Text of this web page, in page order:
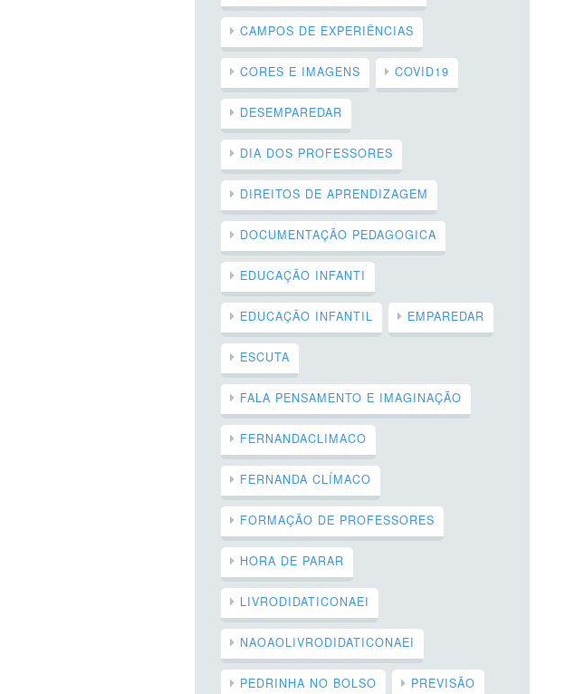
CAMPOS DE EXPERIÊNCIAS
CORES E IMAGENS COVID19
DESEMPAREDAR
DIA DOS PROFESSORES
DIREITOS DE APRENDIZAGEM
DOCUMENTAÇÃO PEDAGOGICA
EDUCAÇÃO INFANTI
EDUCAÇÃO INFANTIL EMPAREDAR
ESCUTA
FALA PENSAMENTO E IMAGINAÇÃO
FERNANDACLIMACO
FERNANDA CLÍMACO
FORMAÇÃO DE PROFESSORES
HORA DE PARAR
LIVRODIDATICONAEI
NAOAOLIVRODIDATICONAEI
PEDRINHA NO BOLSO PREVISÃO